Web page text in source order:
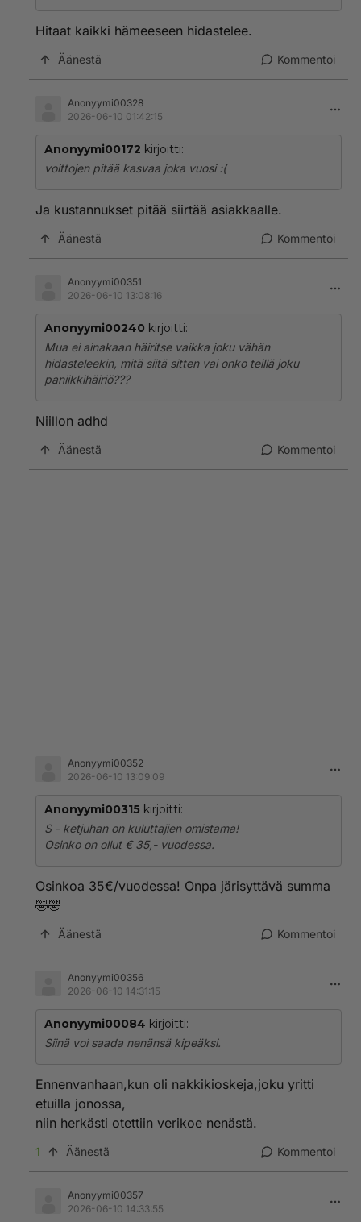
Hitaat kaikki hämeeseen hidastelee.
Äänestä Kommentoi
Anonyymi00328
2026-06-10 01:42:15
Anonyymi00172 kirjoitti:
voittojen pitää kasvaa joka vuosi :(
Ja kustannukset pitää siirtää asiakkaalle.
Äänestä Kommentoi
Anonyymi00351
2026-06-10 13:08:16
Anonyymi00240 kirjoitti:
Mua ei ainakaan häiritse vaikka joku vähän
hidasteleekin, mitä siitä sitten vai onko teillä joku
paniikkihäiriö???
Niillon adhd
Äänestä Kommentoi
Anonyymi00352
2026-06-10 13:09:09
Anonyymi00315 kirjoitti:
S - ketjuhan on kuluttajien omistama!
Osinko on ollut € 35,- vuodessa.
Osinkoa 35€/vuodessa! Onpa järisyttävä summa
🤣🤣
Äänestä Kommentoi
Anonyymi00356
2026-06-10 14:31:15
Anonyymi00084 kirjoitti:
Siinä voi saada nenänsä kipeäksi.
Ennenvanhaan,kun oli nakkikioskeja,joku yritti
etuilla jonossa,
niin herkästi otettiin verikoe nenästä.
1 Äänestä Kommentoi
Anonyymi00357
2026-06-10 14:33:55